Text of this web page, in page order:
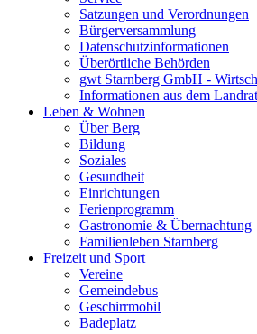
Satzungen und Verordnungen
Bürgerversammlung
Datenschutzinformationen
Überörtliche Behörden
gwt Starnberg GmbH -
Informationen aus dem
Leben & Wohnen
Über Berg
Bildung
Soziales
Gesundheit
Einrichtungen
Ferienprogramm
Gastronomie & Übernachtung
Familienleben Starnberg
Freizeit und Sport
Vereine
Gemeindebus
Geschirrmobil
Badeplatz